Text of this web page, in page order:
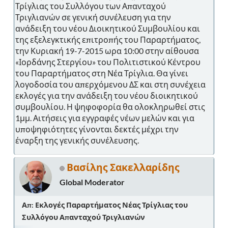
Τρίγλιας του Συλλόγου των Απανταχού
Τριγλιανών σε γενική συνέλευση για την
ανάδειξη του νέου Διοικητικού Συμβουλίου και
της εξελεγκτικής επιτροπής του Παραρτήματος,
την Κυριακή 19-7-2015 ωρα 10:00 στην αίθουσα
«Ιορδάνης Στεργίου» του Πολιτιστικού Κέντρου
του Παραρτήματος στη Νέα Τρίγλια. Θα γίνει
λογοδοσία του απερχόμενου ΔΣ και στη συνέχεια
εκλογές για την ανάδειξη του νέου διοικητικού
συμβουλίου. Η ψηφοφορία θα ολοκληρωθεί στις
1μμ. Αιτήσεις για εγγραφές νέων μελών και για
υποψηφιότητες γίνονται δεκτές μέχρι την
έναρξη της γενικής συνέλευσης.
Βασίλης Σακελλαρίδης
Global Moderator
Απ: Εκλογές Παραρτήματος Νέας Τρίγλιας του
Συλλόγου Απανταχού Τριγλιανών